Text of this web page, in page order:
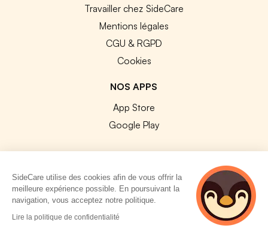
Travailler chez SideCare
Mentions légales
CGU & RGPD
Cookies
NOS APPS
App Store
Google Play
© 2026 SideCare. Tous droits réservés.
SideCare utilise des cookies afin de vous offrir la
meilleure expérience possible. En poursuivant la
navigation, vous acceptez notre politique.
Lire la politique de confidentialité
4 personnes
consultent